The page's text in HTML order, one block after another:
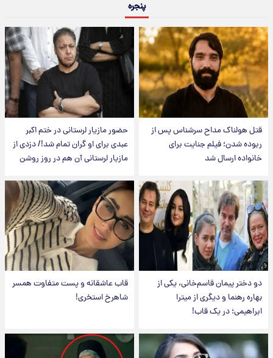
پنجره
قتل هولناک مداح سرشناس پس از
ربوده شدن؛ فیلم جنایت برای
خانواده ارسال شد
حضور مازیار لرستانی در ختم اکبر
عبدی برای او گران تمام شد!/ دزدی از
مازیار لرستانی آن هم در روز روشن
دو دختر پیمان قاسم‌خانی، یکی از
بهاره رهنما و دیگری از میترا
ابراهیمی؛ در یک قاب!
قاب عاشقانه و پست متفاوت همسر
شاهرخ استخری!